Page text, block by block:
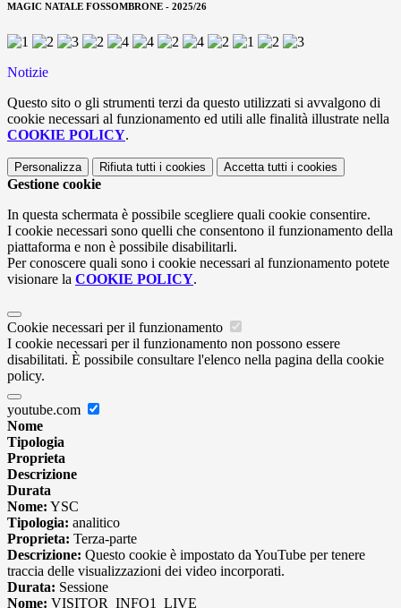
MAGIC NATALE FOSSOMBRONE - 2025/26
Notizie
Questo sito o gli strumenti terzi da questo utilizzati si avvalgono di
cookie necessari al funzionamento ed utili alle finalità illustrate nella
COOKIE POLICY.
Personalizza Rifiuta tutti i cookies Accetta tutti i cookies
Gestione cookie
In questa schermata è possibile scegliere quali cookie consentire.
I cookie necessari sono quelli che consentono il funzionamento della
piattaforma e non è possibile disabilitarli.
Per conoscere quali sono i cookie necessari al funzionamento potete
visionare la COOKIE POLICY.
Cookie necessari per il funzionamento
I cookie necessari per il funzionamento non possono essere
disabilitati. È possibile consultare l'elenco nella pagina della cookie
policy.
youtube.com
Nome
Tipologia
Proprieta
Descrizione
Durata
Nome: YSC
Tipologia: analitico
Proprieta: Terza-parte
Descrizione: Questo cookie è impostato da YouTube per tenere
traccia delle visualizzazioni dei video incorporati.
Durata: Sessione
Nome: VISITOR_INFO1_LIVE